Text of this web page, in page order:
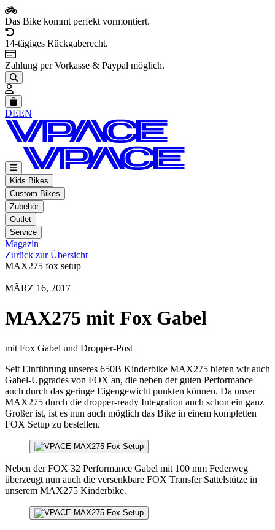
Das Bike kommt perfekt vormontiert.
14-tägiges Rückgaberecht.
Zahlung per Vorkasse & Paypal möglich.
Artikel im Warenkorb, Warenkorb anzeigen
DEEN
Kids Bikes
Custom Bikes
Zubehör
Outlet
Service
Magazin
Zurück zur Übersicht
MAX275 fox setup
MÄRZ 16, 2017
MAX275 mit Fox Gabel
mit Fox Gabel und Dropper-Post
Seit Einführung unseres 650B Kinderbike MAX275 bieten wir auch
Gabel-Upgrades von FOX an, die neben der guten Performance
auch durch das geringe Eigengewicht punkten können. Da unser
MAX275 durch die dropper-ready Integration auch schon ein ganz
Großer ist, ist es nun auch möglich das Bike in einem kompletten
FOX Setup zu bestellen.
Neben der FOX 32 Performance Gabel mit 100 mm Federweg
überzeugt nun auch die versenkbare FOX Transfer Sattelstütze in
unserem MAX275 Kinderbike.